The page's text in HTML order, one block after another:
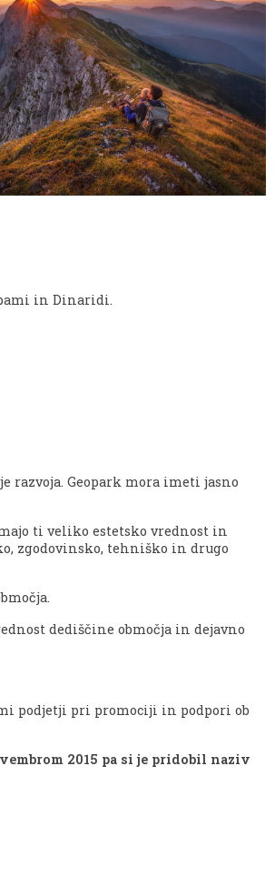
in Dinaridi.
razvoja. Geopark mora imeti jasno
ti veliko estetsko vrednost in
zgodovinsko, tehniško in drugo
dediščine območja in dejavno
podjetji pri promociji in podpori ob
2015 pa si je pridobil naziv